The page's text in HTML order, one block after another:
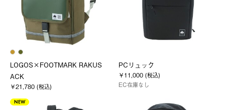
LOGOS×FOOTMARK RAKUS
ACK
￥21,780 (税込)
PCリュック
￥11,000 (税込)
EC在庫なし
NEW